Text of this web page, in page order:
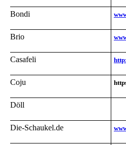
Bondi
Brio
Casafeli
Coju
Döll
Die-Schaukel.de